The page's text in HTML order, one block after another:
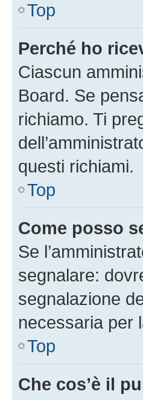
Top
Perché ho
Ciascun
Board. Se
richiamo. Ti
questi richiami.
Top
Come posso
Se
segnalare:
segnalazione
necessaria per
Top
Che cos’è il